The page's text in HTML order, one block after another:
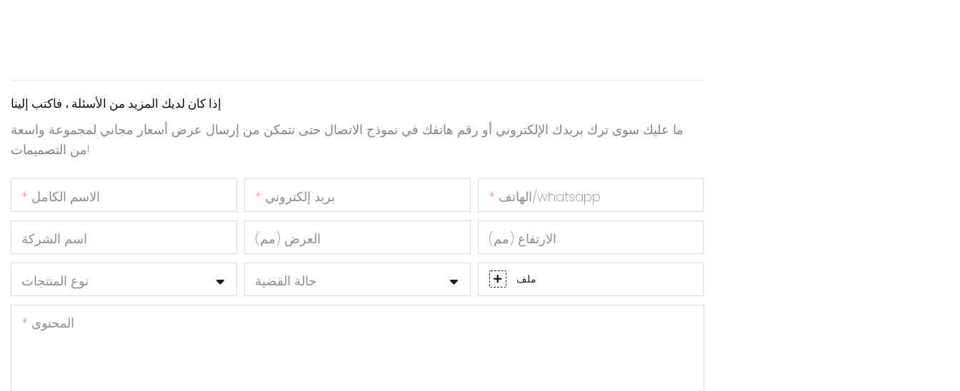
إذا كان لديك المزيد من الأسئلة ، فاكتب إلينا
ما عليك سوى ترك بريدك الإلكتروني أو رقم هاتفك في نموذج الاتصال حتى نتمكن من إرسال عرض أسعار مجاني لمجموعة واسعة
من التصميمات!
الاسم الكامل بريد إلكتروني الهاتف/whatsapp
اسم الشركة العرض (مم) الارتفاع (مم)
نوع المنتجات حالة القضية ملف
المحتوى